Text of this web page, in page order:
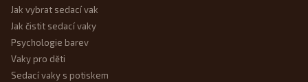
Jak vybrat sedací vak
Jak čistit sedací vaky
Psychologie barev
Vaky pro děti
Sedací vaky s potiskem